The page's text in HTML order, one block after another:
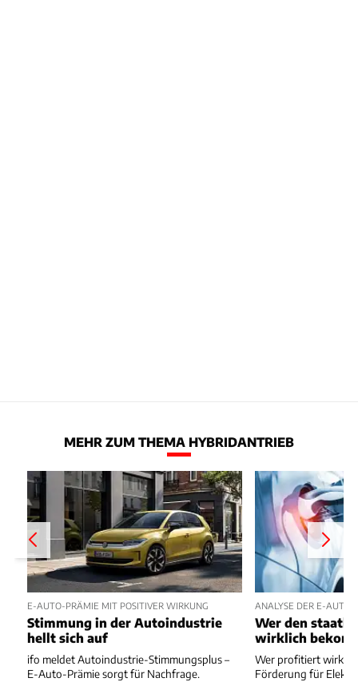
MEHR ZUM THEMA HYBRIDANTRIEB
E-AUTO-PRÄMIE MIT POSITIVER WIRKUNG
Stimmung in der Autoindustrie
hellt sich auf
ifo meldet Autoindustrie-Stimmungsplus –
E-Auto-Prämie sorgt für Nachfrage.
ANALYSE DER E-AUTO-
Wer den
wirklich
Wer profitiert
Förderung für